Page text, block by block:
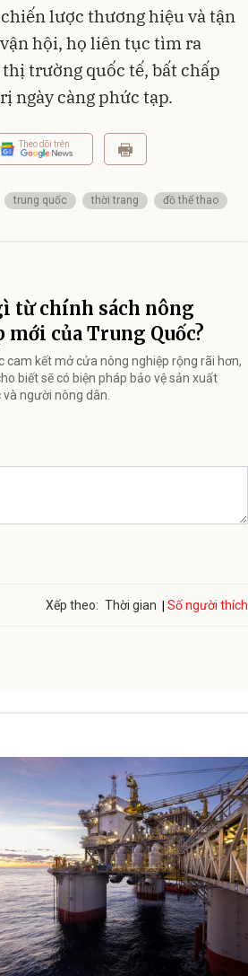
lược thương hiệu và tận
hội, họ liên tục tìm ra
trường quốc tế, bất chấp
ngày càng phức tạp.
Theo dõi trên
trung quốc thời trang đồ thể thao
từ chính sách nông
mới của Trung Quốc?
cam kết mở cửa nông nghiệp rộng rãi hơn,
biết sẽ có biện pháp bảo vệ sản xuất
người nông dân.
Xếp theo: Thời gian Số người thích